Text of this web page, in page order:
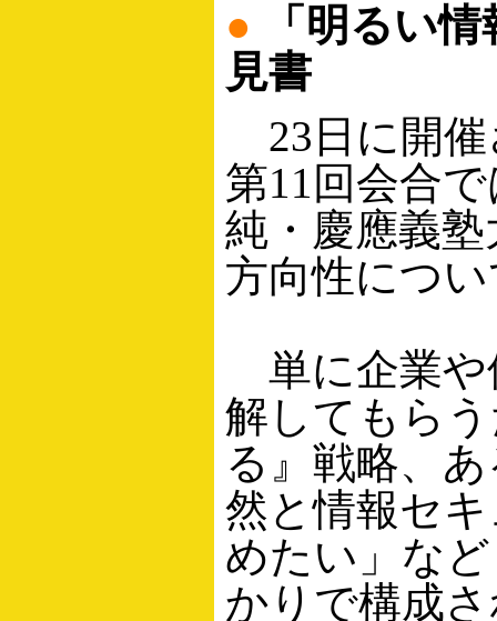
● 「明るい
見書
23日に開催
第11回会合
純・慶應義
方向性につ
単に企業や
解してもら
る』戦略、
然と情報セ
めたい」な
かりで構成